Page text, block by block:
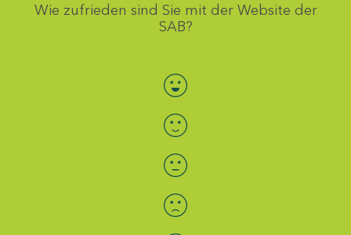
Wie zufrieden sind Sie mit der Website der
SAB?
Bewertung auswählen